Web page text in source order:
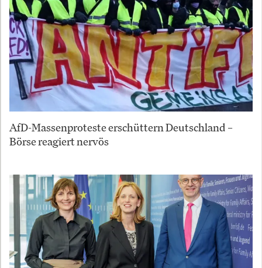
AfD-Massenproteste erschüttern Deutschland –
Börse reagiert nervös